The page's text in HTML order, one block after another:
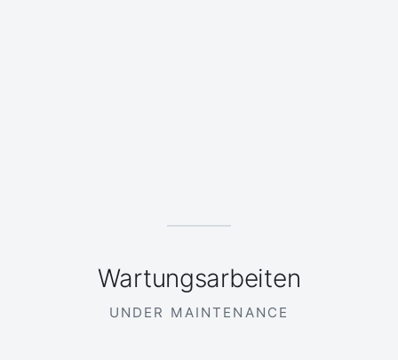
Wartungsarbeiten
UNDER MAINTENANCE